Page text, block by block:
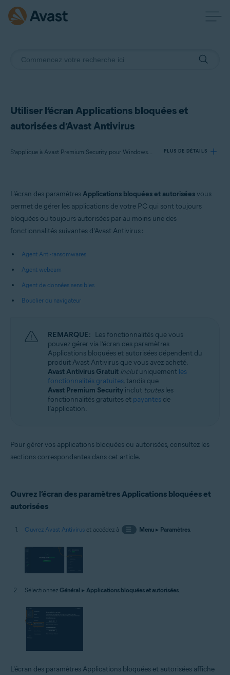
Utiliser l’écran Applications bloquées et
autorisées d’Avast Antivirus
S’applique à Avast Premium Security pour Windows, Avast Antivirus Gratuit pour Windows PLUS DE DÉTAILS
Produits:
Avast Premium Security 24.x pour Windows
Systèmes d'exploitation:
Microsoft Windows 10 Famille/Pro/Entreprise/Éducation (32/64 bits)
Microsoft Windows 8.1/Professionnel/Entreprise (32/64 bits)
Microsoft Windows 7 Édition Familiale Basique/Édition Familiale
avec mise à jour cumulative de commodité (32/64 bits)
L’écran des paramètresApplications bloquées et autoriséesvous
permet de gérer les applications de votre PC qui sont toujours
bloquées ou toujours autorisées par au moins une des
fonctionnalités suivantes d’Avast Antivirus :
Agent Anti-ransomwares
Agent webcam
Agent de données sensibles
Bouclier du navigateur
REMARQUE: Les fonctionnalités que vous
pouvez gérer via l’écran des paramètres
Applications bloquées et autorisées dépendent du
produit Avast Antivirus que vous avez acheté.
Avast Antivirus Gratuit inclutuniquement les
fonctionnalités gratuites, tandis que
Avast Premium Security inclut toutesles
fonctionnalités gratuites et payantes de
l’application.
Pour gérer vos applications bloquées ou autorisées, consultez les
sections correspondantes dans cet article.
Ouvrez l’écran des paramètres Applications bloquées et
autorisées
Ouvrez Avast Antivirus et accédez à ☰ Menu▸ Paramètres.
Sélectionnez Général ▸ Applications bloquées et autorisées.
L’écran des paramètres Applications bloquées et autorisées affiche